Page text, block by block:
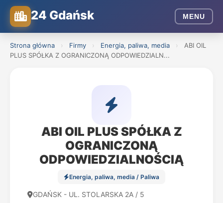
24 Gdańsk MENU
Strona główna › Firmy › Energia, paliwa, media ›
ABI OIL
PLUS SPÓŁKA Z OGRANICZONĄ ODPOWIEDZIALN...
ABI OIL PLUS SPÓŁKA Z
OGRANICZONĄ
ODPOWIEDZIALNOŚCIĄ
Energia, paliwa, media / Paliwa
GDAŃSK - UL. STOLARSKA 2A / 5